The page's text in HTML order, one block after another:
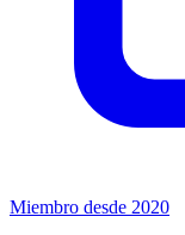
Miembro desde 2020